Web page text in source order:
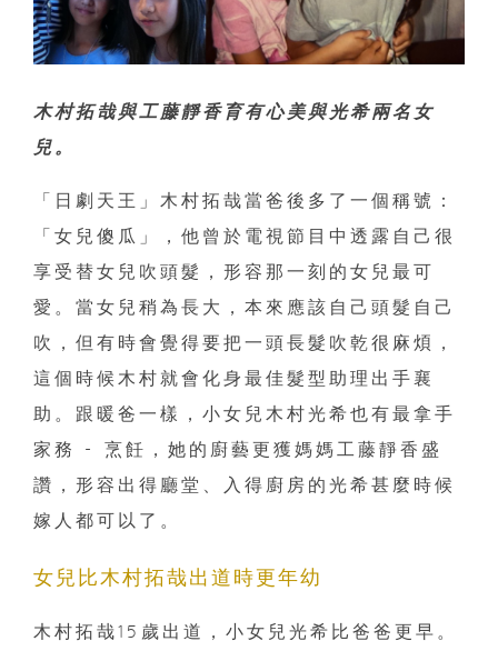
木村拓哉與工藤靜香育有心美與光希兩名女
兒。
「日劇天王」木村拓哉當爸後多了一個稱號：
「女兒傻瓜」，他曾於電視節目中透露自己很
享受替女兒吹頭髮，形容那一刻的女兒最可
愛。當女兒稍為長大，本來應該自己頭髮自己
吹，但有時會覺得要把一頭長髮吹乾很麻煩，
這個時候木村就會化身最佳髮型助理出手襄
助。跟暖爸一樣，小女兒木村光希也有最拿手
家務 - 烹飪，她的廚藝更獲媽媽工藤靜香盛
讚，形容出得廳堂、入得廚房的光希甚麼時候
嫁人都可以了。
女兒比木村拓哉出道時更年幼
木村拓哉15歲出道，小女兒光希比爸爸更早。